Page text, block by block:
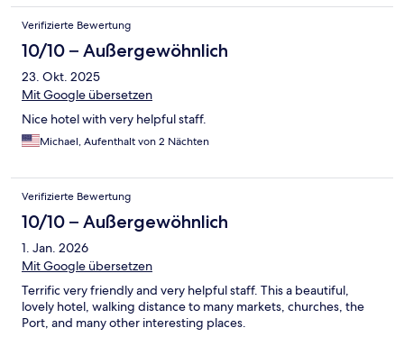
Verifizierte Bewertung
10/10 – Außergewöhnlich
23. Okt. 2025
Mit Google übersetzen
Nice hotel with very helpful staff.
Michael, Aufenthalt von 2 Nächten
Verifizierte Bewertung
10/10 – Außergewöhnlich
1. Jan. 2026
Mit Google übersetzen
Terrific very friendly and very helpful staff. This a beautiful,
lovely hotel, walking distance to many markets, churches, the
Port, and many other interesting places.